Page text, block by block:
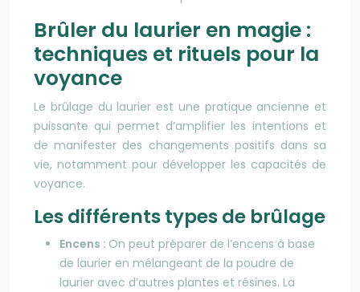
Brûler du laurier en magie :
techniques et rituels pour la
voyance
Le brûlage du laurier est une pratique ancienne et
puissante qui permet d’amplifier les intentions et
de manifester des changements positifs dans sa
vie, notamment pour développer les capacités de
voyance.
Les différents types de brûlage
Encens : On peut préparer de l’encens à base
de laurier en mélangeant de la poudre de
laurier avec d’autres plantes et résines. La